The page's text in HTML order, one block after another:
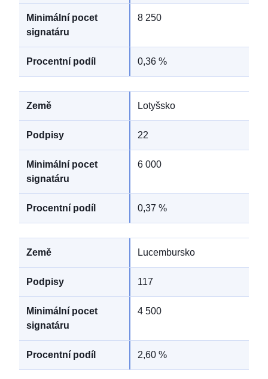
8 250
0,36 %
Lotyšsko
22
6 000
0,37 %
Lucembursko
117
4 500
2,60 %